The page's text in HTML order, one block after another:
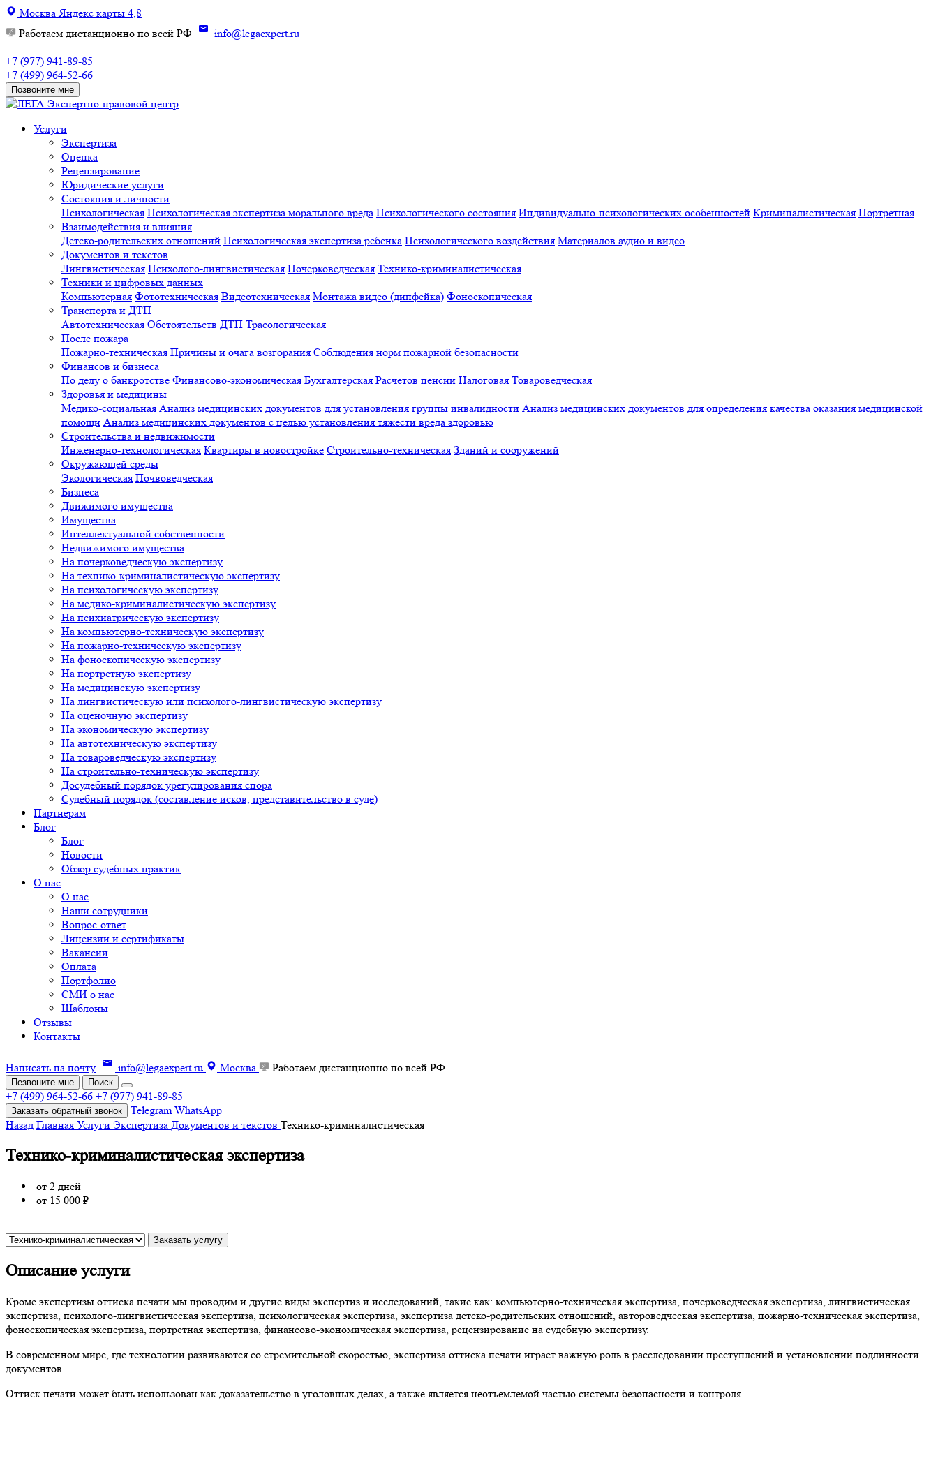
МоскваЯндекс карты 4,8
Работаем дистанционно по всей РФ
info@legaexpert.ru
+7 (977) 941-89-85
+7 (499) 964-52-66
Позвоните мне
Экспертно-правовой центр
Услуги
Экспертиза
Оценка
Рецензирование
Юридические услуги
Состояния и личности
Психологическая Психологическая экспертиза морального вреда Психологического состояния Индивидуально-психологических особенностей Криминалистическая Портретная
Взаимодействия и влияния
Детско-родительских отношений Психологическая экспертиза ребенка Психологического воздействия Материалов аудио и видео
Документов и текстов
Лингвистическая Психолого-лингвистическая Почерковедческая Технико-криминалистическая
Техники и цифровых данных
Компьютерная Фототехническая Видеотехническая Монтажа видео (дипфейка) Фоноскопическая
Транспорта и ДТП
Автотехническая Обстоятельств ДТП Трасологическая
После пожара
Пожарно-техническая Причины и очага возгорания Соблюдения норм пожарной безопасности
Финансов и бизнеса
По делу о банкротстве Финансово-экономическая Бухгалтерская Расчетов пенсии Налоговая Товароведческая
Здоровья и медицины
Медико-социальная Анализ медицинских документов для установления группы инвалидности Анализ медицинских документов для определения качества оказания медицинской
помощи Анализ медицинских документов с целью установления тяжести вреда здоровью
Строительства и недвижимости
Инженерно-технологическая Квартиры в новостройке Строительно-техническая Зданий и сооружений
Окружающей среды
Экологическая Почвоведческая
Бизнеса
Движимого имущества
Имущества
Интеллектуальной собственности
Недвижимого имущества
На почерковедческую экспертизу
На технико-криминалистическую экспертизу
На психологическую экспертизу
На медико-криминалистическую экспертизу
На психиатрическую экспертизу
На компьютерно-техническую экспертизу
На пожарно-техническую экспертизу
На фоноскопическую экспертизу
На портретную экспертизу
На медицинскую экспертизу
На лингвистическую или психолого-лингвистическую экспертизу
На оценочную экспертизу
На экономическую экспертизу
На автотехническую экспертизу
На товароведческую экспертизу
На строительно-техническую экспертизу
Досудебный порядок урегулирования спора
Судебный порядок (составление исков, представительство в суде)
Партнерам
Блог
Блог
Новости
Обзор судебных практик
О нас
О нас
Наши сотрудники
Вопрос-ответ
Лицензии и сертификаты
Вакансии
Оплата
Портфолио
СМИ о нас
Шаблоны
Отзывы
Контакты
Написать на почту info@legaexpert.ru Москва Работаем дистанционно по всей РФ
Пезвоните мне Поиск
+7 (499) 964-52-66 +7 (977) 941-89-85
Заказать обратный звонок Telegram WhatsApp
Назад Главная Услуги Экспертиза Документов и текстов Технико-криминалистическая
Технико-криминалистическая экспертиза
от 2 дней
от 15 000 ₽
Заказать услугу
Описание услуги
Кроме экспертизы оттиска печати мы проводим и другие виды экспертиз и исследований, такие как: компьютерно-техническая экспертиза, почерковедческая экспертиза, лингвистическая
экспертиза, психолого-лингвистическая экспертиза, психологическая экспертиза, экспертиза детско-родительских отношений, автороведческая экспертиза, пожарно-техническая экспертиза,
фоноскопическая экспертиза, портретная экспертиза, финансово-экономическая экспертиза, рецензирование на судебную экспертизу.
В современном мире, где технологии развиваются со стремительной скоростью, экспертиза оттиска печати играет важную роль в расследовании преступлений и установлении подлинности
документов.
Оттиск печати может быть использован как доказательство в уголовных делах, а также является неотъемлемой частью системы безопасности и контроля.